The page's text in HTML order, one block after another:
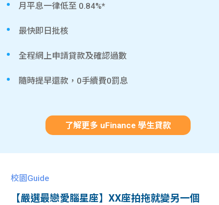
月平息一律低至 0.84%*
最快即日批核
全程網上申請貸款及確認過數
隨時提早還款，0手續費0罰息
了解更多 uFinance 學生貸款
校園Guide
【嚴選最戀愛腦星座】XX座拍拖就變另一個